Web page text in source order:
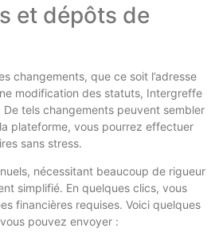
et dépôts de
changements, que ce soit l’adresse
modification des statuts, Intergreffe
tels changements peuvent sembler
plateforme, vous pourrez effectuer
sans stress.
nécessitant beaucoup de rigueur
simplifié. En quelques clics, vous
financières requises. Voici quelques
pouvez envoyer :